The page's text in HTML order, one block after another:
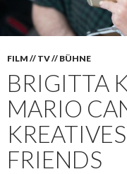
FILM // TV // BÜHNE
BRIGITTA
MARIO
FRIENDS